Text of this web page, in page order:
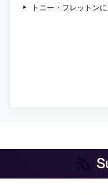
トニー・フレットンによ